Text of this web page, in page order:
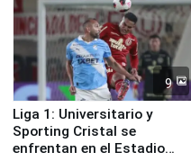
9
Liga 1: Universitario y
Sporting Cristal se
enfrentan en el Estadio